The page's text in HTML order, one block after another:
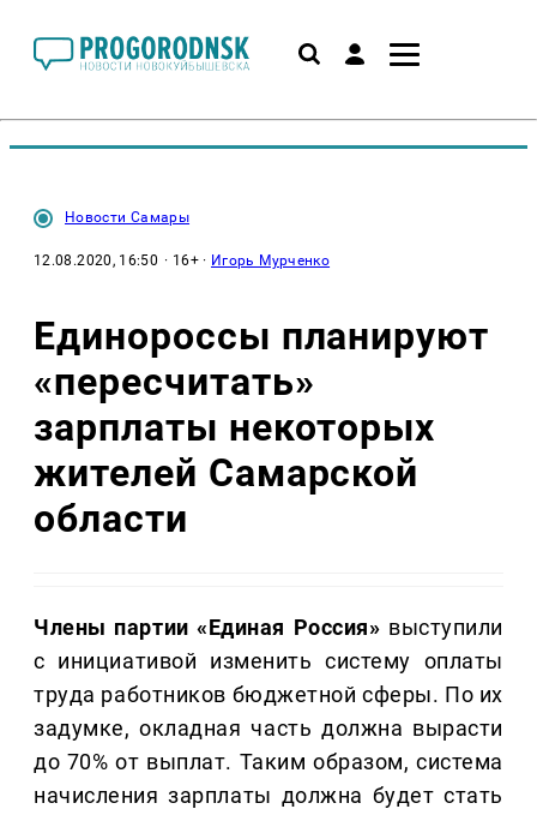
Новости Самары
12.08.2020, 16:50 · 16+ · Игорь Мурченко
Единороссы планируют
«пересчитать»
зарплаты некоторых
жителей Самарской
области
Члены партии «Единая Россия» выступили
с инициативой изменить систему оплаты
труда работников бюджетной сферы. По их
задумке, окладная часть должна вырасти
до 70% от выплат. Таким образом, система
начисления зарплаты должна будет стать